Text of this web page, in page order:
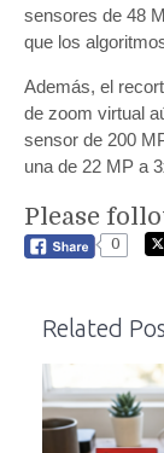
sensores de 48
que los
Además, el
de zoom virtual
sensor de 200
una de 22 MP a
Please
0
Related